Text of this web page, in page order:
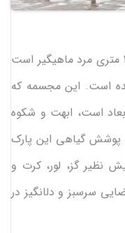
یکی از نمادهای جزیره کیش مجسمه 12 متری مرد ماهیگیر است
است. این مجسمه که
است، ابهت و شکوه
گیاهی این پارک
نظیر گز، لور، کرت و
نخل خرماست. وجود درختان تنومند، فضایی سرسبز و دل‎انگیز در